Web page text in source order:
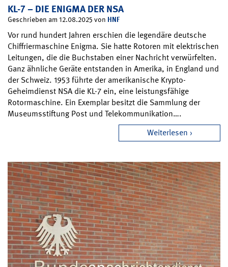
KL-7 – DIE ENIGMA DER NSA
Geschrieben am 12.08.2025 von HNF
Vor rund hundert Jahren erschien die legendäre deutsche
Chiffriermaschine Enigma. Sie hatte Rotoren mit elektrischen
Leitungen, die die Buchstaben einer Nachricht verwürfelten.
Ganz ähnliche Geräte entstanden in Amerika, in England und
der Schweiz. 1953 führte der amerikanische Krypto-
Geheimdienst NSA die KL-7 ein, eine leistungsfähige
Rotormaschine. Ein Exemplar besitzt die Sammlung der
Museumsstiftung Post und Telekommunikation….
Weiterlesen